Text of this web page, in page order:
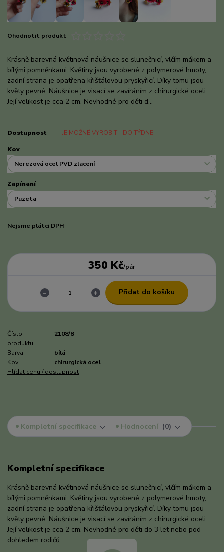
Ohodnotit produkt
Krásně barevná květinová náušnice se slunečnicí, vlčím mákem a
bílými pomněnkami. Květiny jsou vyrobené z polymerové hmoty,
zadní strana je opatřena křišťálovou pryskyřicí. Díky tomu jsou
květy pevné. Náušnice je visací se zavíráním z chirurgické oceli.
Její velikost je cca 2 cm. Nevhodné pro děti d...
Dostupnost JE MOŽNÉ VYROBIT - DO TÝDNE
Kov
Zapínaní
Nejsme plátci DPH
350 Kč/pár
Přidat do košíku
Číslo
produktu:
2108/8
Barva:
bílá
Kov:
chirurgická ocel
Hlídat cenu / dostupnost
Kompletní specifikace Hodnocení 0
Kompletní specifikace
Krásně barevná květinová náušnice se slunečnicí, vlčím mákem a
bílými pomněnkami. Květiny jsou vyrobené z polymerové hmoty,
zadní strana je opatřena křišťálovou pryskyřicí. Díky tomu jsou
květy pevné. Náušnice je visací se zavíráním z chirurgické oceli.
Její velikost je cca 2 cm. Nevhodné pro děti do 3 let nebo pod
dohledem rodičů.